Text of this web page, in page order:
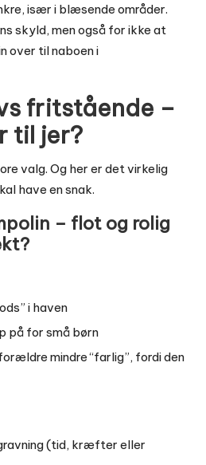
især i blæsende områder.
skyld, men også for ikke at
over til naboen i
fritstående –
til jer?
valg. Og her er det virkelig
have en snak.
– flot og rolig
i haven
på for små børn
mindre “farlig”, fordi den
(tid, kræfter eller